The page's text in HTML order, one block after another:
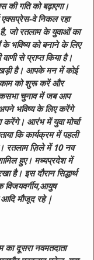
की गति को बढ़ाएगा।
एक्सप्रेस-वे निकल रहा
जो रतलाम के युवाओं का
भविष्य को बनाने के लिए
से प्राप्त किया है।
है। आपके मन में कोई
काम को शुरू करें और
चुनाव में जब आप
भविष्य के लिए करेंगे
करेंगे। आरंभ में युवा मोर्चा
कि कार्यक्रम में पहली
रतलाम ज़िले में 10 नव
हुए। मध्यप्रदेश में
है। इस दौरान सिद्धार्थ
आदि मौजूद रहे |
का दूसरा नवमतदाता